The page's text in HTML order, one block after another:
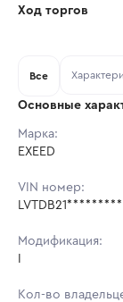
Тип аукциона:
Шаг торгов:
Кол-во ставок:
Ход торгов
Все
Основные
Марка:
EXEED
VIN номер:
Модификация:
Кол-во